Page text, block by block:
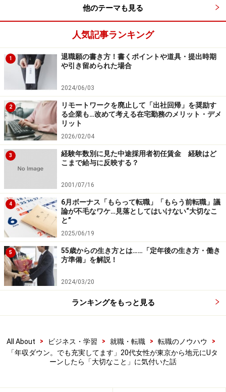
そして、地元住民や前田さんと同じく東京からのUター
ン転職者と会話を重ねていく中で、気付いたことがあっ
「ずっと地元には何もない、刺激が足りないと思ってい
ました。都会の方がチャンスはたくさんあり、特に若い
うちは都会が一番だと。ただ、都会を経験してから地元
に戻ってきて気付いたのは、それはすべて誰かの視点が
基準になっていたということです。東京の友達がみんな
しているから私もそうする、同僚や先輩がいいと言うか
ら私もいいと言う……など、いつも第三者の意見をうのみ
にしてばかりいました。でも、『私はどうしたい？』
は違っていました。私は、自然豊かで風が穏やかに吹く
この地元で働き、地域に貢献したい。そして、自ら働き
かければ、地方でも十分にやりたいことが実現できるの
だと気付きました」
前田さんが上京してきたころ、当時の日本のリーダーは
よく“地方創生”を口にしていた。東京一極集中を是正
し、地方の人口減少に歯止めをかけ、日本全体の活力を
上げることを目的としていたはずだ。そこには各地域の
ただ現実問題、この10年間で地方は活性化したのか。例
他のテーマも見る
人気記事ランキング
1
退職願の書き方！書くポイントや道具・提出時期
や引き留められた場合
2024/06/03
2
リモートワークを廃止して「出社回帰」を奨励す
る企業も…改めて考える在宅勤務のメリット・デメ
リット
2026/02/04
3
経験年数別に見た中途採用者初任賃金 経験はど
こまで給与に反映する？
2001/07/16
4
6月ボーナス「もらって転職」「もらう前転職」議
論が不毛なワケ…見落としてはいけない“大切なこ
と”
2025/06/19
5
55歳からの生き方とは……「定年後の生き方・働き
方準備」を解説！
2024/03/20
ランキングをもっと見る
All About > ビジネス・学習 > 就職・転職 > 転職のノウハウ
>
「年収ダウン。でも充実してます」20代女性が東京から地元にUタ
ーンしたら「大切なこと」に気付いた話